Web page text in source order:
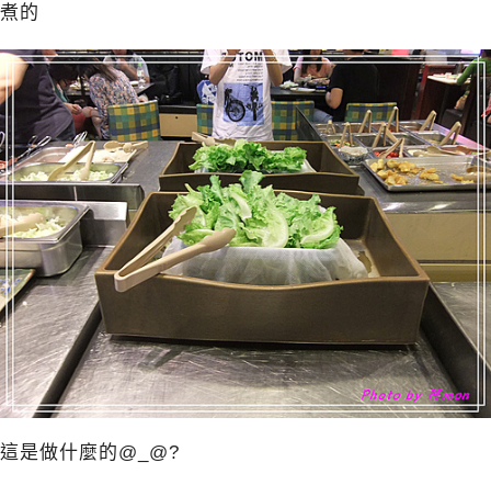
煮的
這是做什麼的@_@?